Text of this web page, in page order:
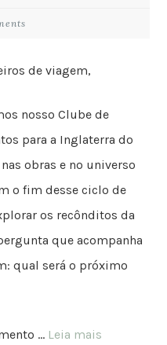
de viagem,
nosso Clube de
para a Inglaterra do
obras e no universo
o fim desse ciclo de
os recônditos da
que acompanha
qual será o próximo
… Leia mais